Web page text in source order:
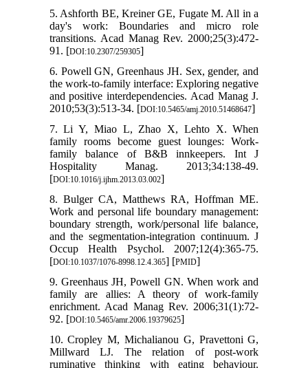
5. Ashforth BE, Kreiner GE, Fugate M. All in a
day's work: Boundaries and micro role
transitions. Acad Manag Rev. 2000;25(3):472-
91. [DOI:10.2307/259305]
6. Powell GN, Greenhaus JH. Sex, gender, and
the work-to-family interface: Exploring negative
and positive interdependencies. Acad Manag J.
2010;53(3):513-34. [DOI:10.5465/amj.2010.51468647]
7. Li Y, Miao L, Zhao X, Lehto X. When
family rooms become guest lounges: Work-
family balance of B&B innkeepers. Int J
Hospitality Manag. 2013;34:138-49.
[DOI:10.1016/j.ijhm.2013.03.002]
8. Bulger CA, Matthews RA, Hoffman ME.
Work and personal life boundary management:
boundary strength, work/personal life balance,
and the segmentation-integration continuum. J
Occup Health Psychol. 2007;12(4):365-75.
[DOI:10.1037/1076-8998.12.4.365] [PMID]
9. Greenhaus JH, Powell GN. When work and
family are allies: A theory of work-family
enrichment. Acad Manag Rev. 2006;31(1):72-
92. [DOI:10.5465/amr.2006.19379625]
10. Cropley M, Michalianou G, Pravettoni G,
Millward LJ. The relation of post-work
ruminative thinking with eating behaviour.